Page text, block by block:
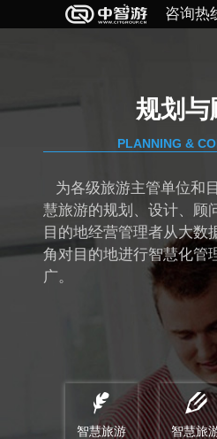
咨询热
规划与
PLANNING &
为各级旅游主管单位和
慧旅游的规划、设计、顾
目的地经营管理者从大数
角对目的地进行智慧化管
广。
智慧旅游
智慧旅